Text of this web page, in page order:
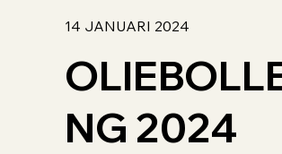
14 JANUARI 2024
NG 2024